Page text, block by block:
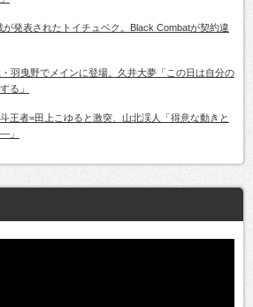
が発表されたトイチュベク。Black Combatが契約違
・羽曳野でメインに登場。久井大夢「この日は自分の
る」
王者=田上こゆると激突、山北渓人「得意な動きと
」